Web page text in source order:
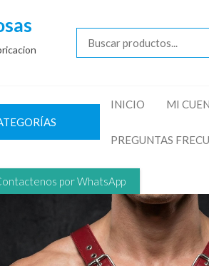
INICIO MI
PREGUNTAS
por WhatsApp